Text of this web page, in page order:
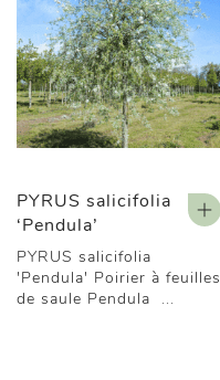
PYRUS salicifolia
‘Pendula’
PYRUS salicifolia
'Pendula' Poirier à feuilles
de saule Pendula ...